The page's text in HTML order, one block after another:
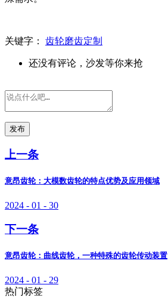
关键字： 齿轮磨齿定制
还没有评论，沙发等你来抢
发布
上一条
意昂齿轮：大模数齿轮的特点优势及应用领域
2024 - 01 - 30
下一条
意昂齿轮：曲线齿轮，一种特殊的齿轮传动装置
2024 - 01 - 29
热门标签